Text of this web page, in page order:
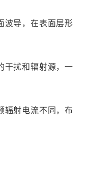
波导，在表面层形
干扰和辐射源，一
辐射电流不同，布